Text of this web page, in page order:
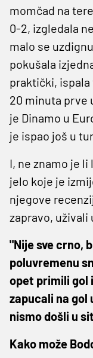
momčad na
0-2, izgledala
malo se
pokušala
praktički,
20 minuta prve
je Dinamo u
je ispao još u
I, ne znamo je
jelo koje je
njegove
zapravo,
"Nije sve crno,
poluvremenu
opet primili gol
zapucali na gol
nismo došli u
Kako može